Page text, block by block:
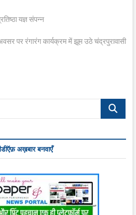
यज्ञ संपन्न
पर रंगारंग कार्यक्रम में झूम उठे चंद्रपुरावासी
Search
अख़बार बनवाएँ